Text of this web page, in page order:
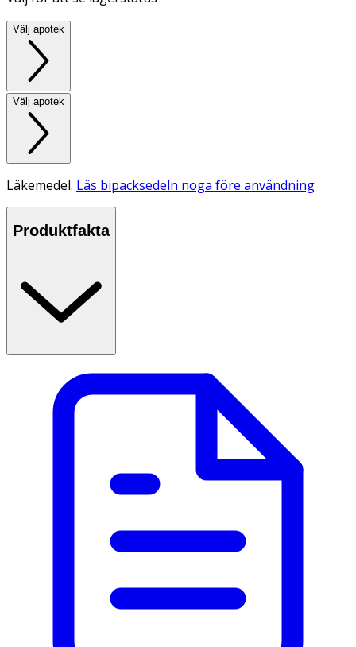
Välj apotek
Välj apotek
Läkemedel. Läs bipacksedeln noga före användning
Produktfakta